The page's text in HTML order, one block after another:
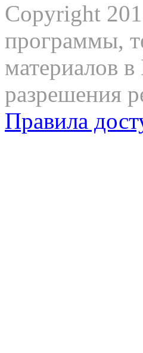
Copyright
программы,
материалов
разрешения
Правила